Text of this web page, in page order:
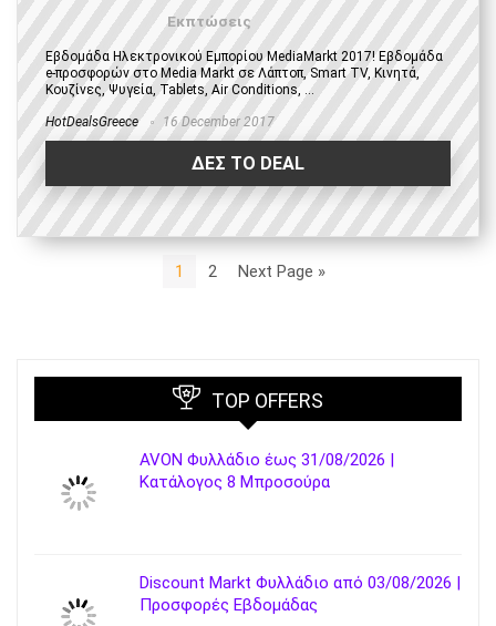
Εκπτώσεις
Εβδομάδα Ηλεκτρονικού Εμπορίου MediaMarkt 2017! Εβδομάδα
e-προσφορών στο Media Markt σε Λάπτοπ, Smart TV, Κινητά,
Κουζίνες, Ψυγεία, Tablets, Air Conditions, ...
HotDealsGreece 16 December 2017
ΔΕΣ ΤΟ DEAL
1 2 Next Page »
TOP OFFERS
AVON Φυλλάδιο έως 31/08/2026 |
Κατάλογος 8 Μπροσούρα
Discount Markt Φυλλάδιο από 03/08/2026 |
Προσφορές Εβδομάδας